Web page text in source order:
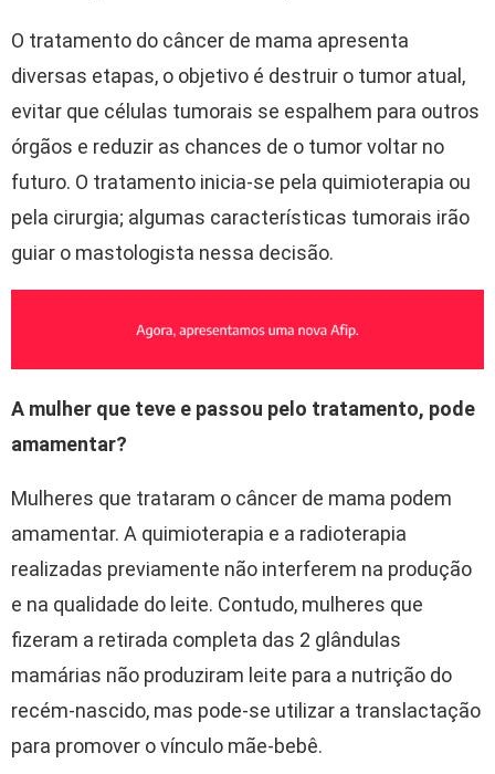
O tratamento do câncer de mama apresenta
diversas etapas, o objetivo é destruir o tumor atual,
evitar que células tumorais se espalhem para outros
órgãos e reduzir as chances de o tumor voltar no
futuro. O tratamento inicia-se pela quimioterapia ou
pela cirurgia; algumas características tumorais irão
guiar o mastologista nessa decisão.
A mulher que teve e passou pelo tratamento, pode
amamentar?
Mulheres que trataram o câncer de mama podem
amamentar. A quimioterapia e a radioterapia
realizadas previamente não interferem na produção
e na qualidade do leite. Contudo, mulheres que
fizeram a retirada completa das 2 glândulas
mamárias não produziram leite para a nutrição do
recém-nascido, mas pode-se utilizar a translactação
para promover o vínculo mãe-bebê.